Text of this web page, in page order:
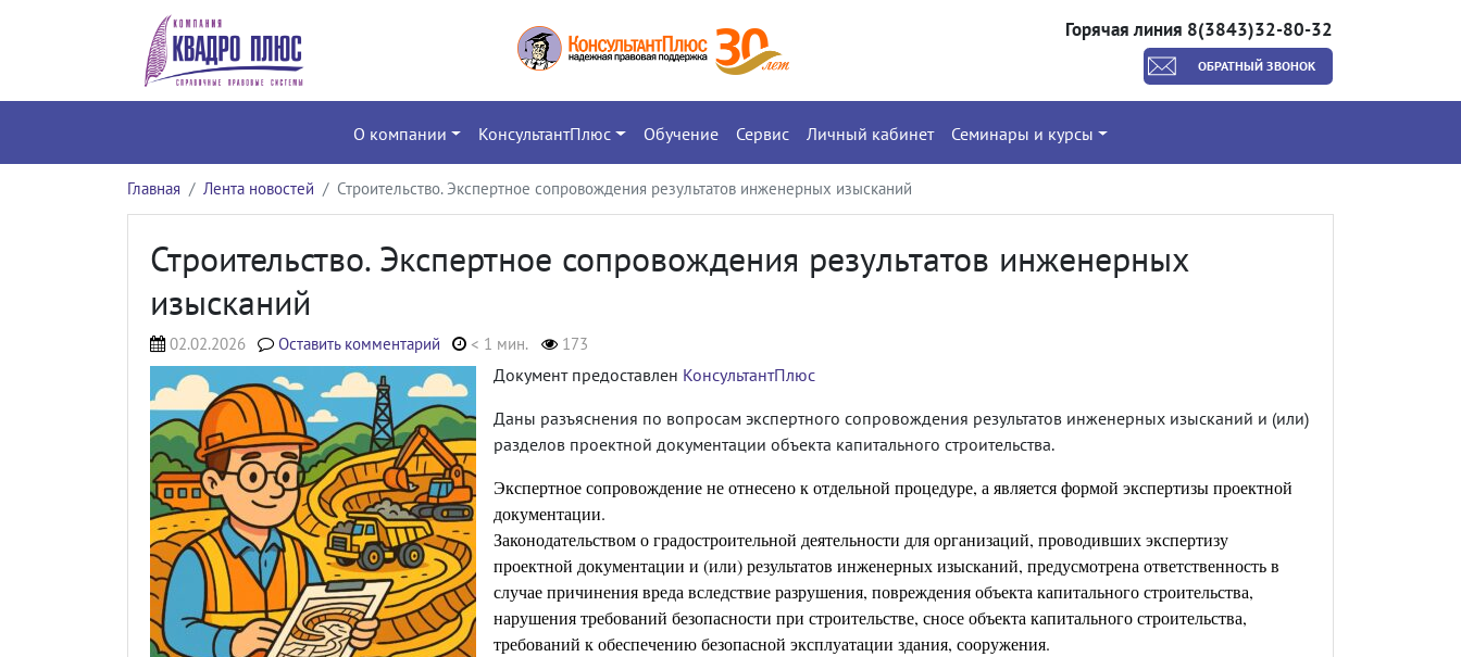
Горячая линия 8(3843)32-80-32
ОБРАТНЫЙ ЗВОНОК
О компании КонсультантПлюс Обучение Сервис Личный кабинет Семинары и курсы
Главная Лента новостей Строительство. Экспертное сопровождения результатов инженерных изысканий
Строительство. Экспертное сопровождения результатов инженерных
изысканий
02.02.2026 Оставить комментарий < 1 мин. 173
Документ предоставлен КонсультантПлюс
Даны разъяснения по вопросам экспертного сопровождения результатов инженерных изысканий и (или)
разделов проектной документации объекта капитального строительства.
Экспертное сопровождение не отнесено к отдельной процедуре, а является формой экспертизы проектной
документации.
Законодательством о градостроительной деятельности для организаций, проводивших экспертизу
проектной документации и (или) результатов инженерных изысканий, предусмотрена ответственность в
случае причинения вреда вследствие разрушения, повреждения объекта капитального строительства,
нарушения требований безопасности при строительстве, сносе объекта капитального строительства,
требований к обеспечению безопасной эксплуатации здания, сооружения.